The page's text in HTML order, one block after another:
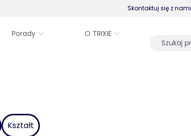
Skontaktuj się z nami
Porady
O TRIXIE
Kształt